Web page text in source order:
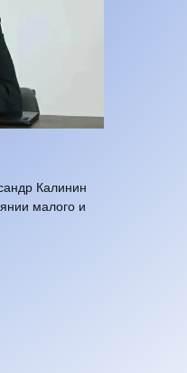
Калинин
малого и